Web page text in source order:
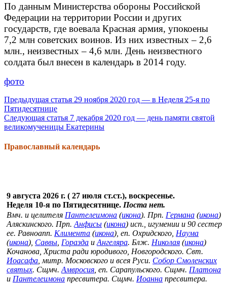
По данным Министерства обороны Российской
Федерации на территории России и других
государств, где воевала Красная армия, упокоены
7,2 млн советских воинов. Из них известных – 2,6
млн., неизвестных – 4,6 млн. День неизвестного
солдата был внесен в календарь в 2014 году.
фото
Продолжить
чтение
Предыдущая статья 29 ноября 2020 год — в Неделя 25-я по
Пятидесятнице
Следующая статья 7 декабря 2020 год — день памяти святой
великомученицы Екатерины
Православный календарь
9 августа 2026 г. ( 27 июля ст.ст.), воскресенье.
Неделя 10-я по Пятидесятнице. Поста нет.
Вмч. и целителя Пантелеимона (икона). Прп. Германа (икона)
Аляскинского. Прп. Анфисы (икона) исп., игумении и 90 сестер
ее. Равноапп. Климента (икона), еп. Охридского, Наума
(икона), Саввы Горазда и Ангеляра. Блж. Николая (икона)
Кочанова, Христа ради юродивого, Новгородского. Свт.
Иоасафа , митр. Московского и всея Руси. Собор Смоленских
святых. Сщмч. Амвросия , еп. Сарапульского. Сщмч. Платона
и Пантелеимона пресвитера. Сщмч. Иоанна пресвитера.